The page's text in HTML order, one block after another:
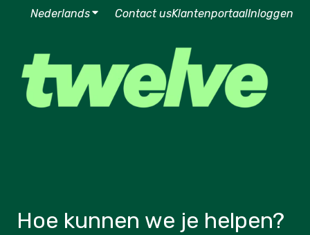
NederlandsSubmenu tonen voor vertalingen
Contact usKlantenportaalInloggen
Hoe kunnen we je helpen?